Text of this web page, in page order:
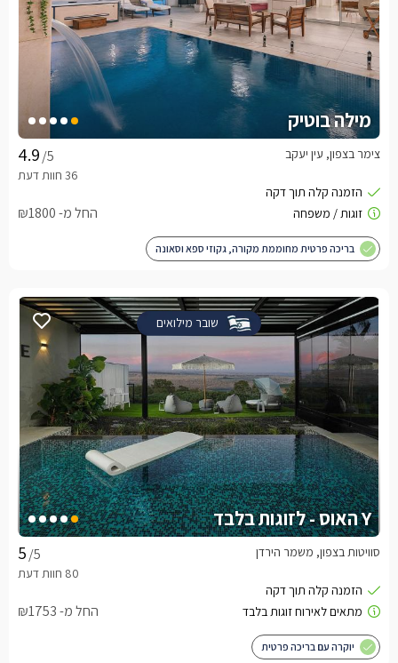
מילה בוטיק
/5 צימר בצפון, עין יעקב
החל מ- ₪1800
בריכה פרטית מחוממת מקורה, גקוזי ספא וסאונה
שובר מילואים
Y האוס - לזוגות בלבד
/5 סוויטות בצפון, משמר הירדן
החל מ- ₪1753
יוקרה עם בריכה פרטית